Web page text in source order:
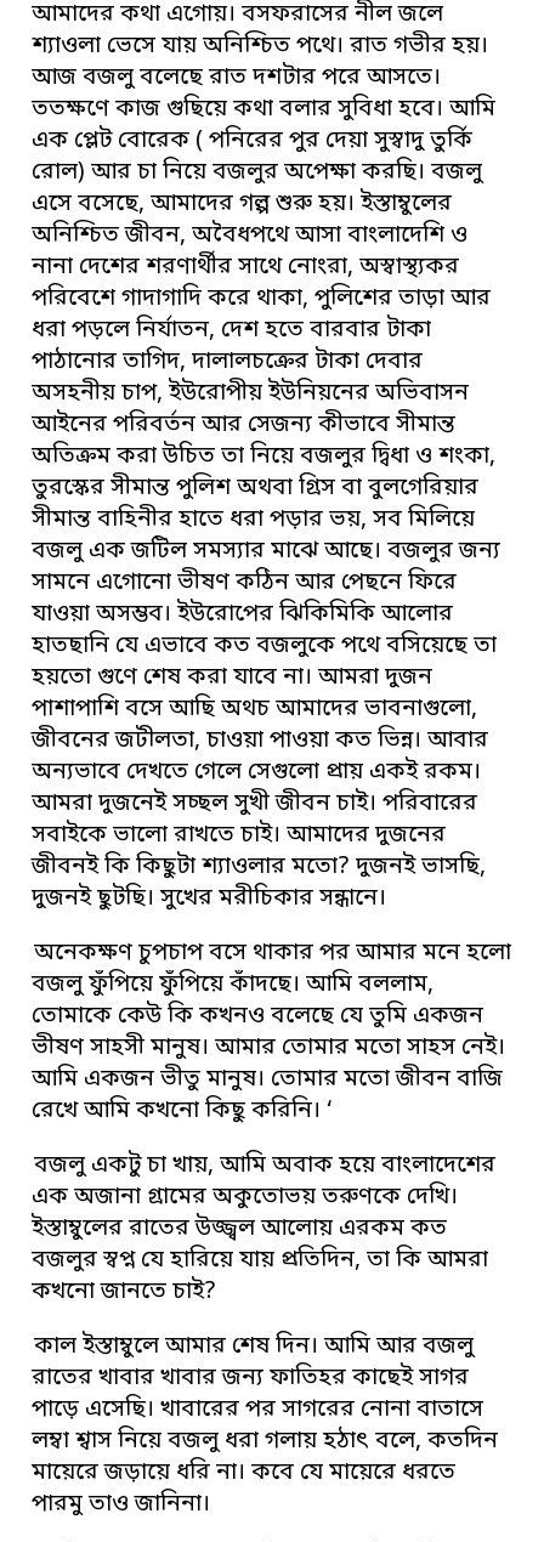
আমাদের কথা এগোয়। বসফরাসের নীল জলে
শ্যাওলা ভেসে যায় অনিশ্চিত পথে। রাত গভীর হয়।
আজ বজলু বলেছে রাত দশটার পরে আসতে।
ততক্ষণে কাজ গুছিয়ে কথা বলার সুবিধা হবে। আমি
এক প্লেট বোরেক ( পনিরের পুর দেয়া সুস্বাদু তুর্কি
রোল) আর চা নিয়ে বজলুর অপেক্ষা করছি। বজলু
এসে বসেছে, আমাদের গল্প শুরু হয়। ইস্তাম্বুলের
অনিশ্চিত জীবন, অবৈধপথে আসা বাংলাদেশি ও
নানা দেশের শরণার্থীর সাথে নোংরা, অস্বাস্থ্যকর
পরিবেশে গাদাগাদি করে থাকা, পুলিশের তাড়া আর
ধরা পড়লে নির্যাতন, দেশ হতে বারবার টাকা
পাঠানোর তাগিদ, দালালচক্রের টাকা দেবার
অসহনীয় চাপ, ইউরোপীয় ইউনিয়নের অভিবাসন
আইনের পরিবর্তন আর সেজন্য কীভাবে সীমান্ত
অতিক্রম করা উচিত তা নিয়ে বজলুর দ্বিধা ও শংকা,
তুরস্কের সীমান্ত পুলিশ অথবা গ্রিস বা বুলগেরিয়ার
সীমান্ত বাহিনীর হাতে ধরা পড়ার ভয়, সব মিলিয়ে
বজলু এক জটিল সমস্যার মাঝে আছে। বজলুর জন্য
সামনে এগোনো ভীষণ কঠিন আর পেছনে ফিরে
যাওয়া অসম্ভব। ইউরোপের ঝিকিমিকি আলোর
হাতছানি যে এভাবে কত বজলুকে পথে বসিয়েছে তা
হয়তো গুণে শেষ করা যাবে না। আমরা দুজন
পাশাপাশি বসে আছি অথচ আমাদের ভাবনাগুলো,
জীবনের জটীলতা, চাওয়া পাওয়া কত ভিন্ন। আবার
অন্যভাবে দেখতে গেলে সেগুলো প্রায় একই রকম।
আমরা দুজনেই সচ্ছল সুখী জীবন চাই। পরিবারের
সবাইকে ভালো রাখতে চাই। আমাদের দুজনের
জীবনই কি কিছুটা শ্যাওলার মতো? দুজনই ভাসছি,
দুজনই ছুটছি। সুখের মরীচিকার সন্ধানে।
অনেকক্ষণ চুপচাপ বসে থাকার পর আমার মনে হলো
বজলু ফুঁপিয়ে ফুঁপিয়ে কাঁদছে। আমি বললাম,
তোমাকে কেউ কি কখনও বলেছে যে তুমি একজন
ভীষণ সাহসী মানুষ। আমার তোমার মতো সাহস নেই।
আমি একজন ভীতু মানুষ। তোমার মতো জীবন বাজি
রেখে আমি কখনো কিছু করিনি। ‘
বজলু একটু চা খায়, আমি অবাক হয়ে বাংলাদেশের
এক অজানা গ্ৰামের অকুতোভয় তরুণকে দেখি।
ইস্তাম্বুলের রাতের উজ্জ্বল আলোয় এরকম কত
বজলুর স্বপ্ন যে হারিয়ে যায় প্রতিদিন, তা কি আমরা
কখনো জানতে চাই?
কাল ইস্তাম্বুলে আমার শেষ দিন। আমি আর বজলু
রাতের খাবার খাবার জন্য ফাতিহর কাছেই সাগর
পাড়ে এসেছি। খাবারের পর সাগরের নোনা বাতাসে
লম্বা শ্বাস নিয়ে বজলু ধরা গলায় হঠাৎ বলে, কতদিন
মায়েরে জড়ায়ে ধরি না। কবে যে মায়েরে ধরতে
পারমু তাও জানিনা।